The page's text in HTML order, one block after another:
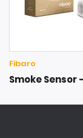
Fibaro
Smoke